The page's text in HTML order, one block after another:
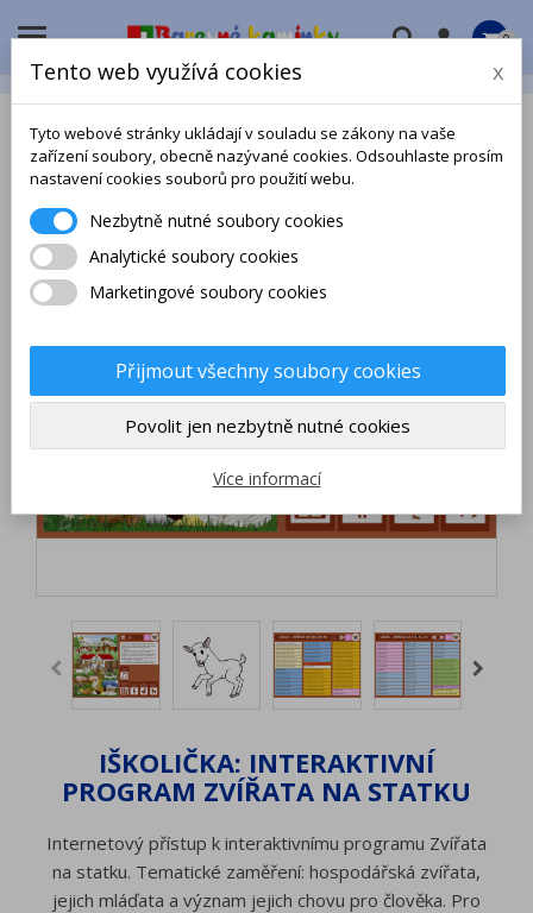
 0
IŠKOLIČKA: INTERAKTIVNÍ
PROGRAM ZVÍŘATA NA STATKU
Internetový přístup k interaktivnímu programu Zvířata
na statku. Tematické zaměření: hospodářská zvířata,
jejich mláďata a význam jejich chovu pro člověka. Pro
Tento web využívá cookies x
Tyto webové stránky ukládají v souladu se zákony na vaše
zařízení soubory, obecně nazývané cookies. Odsouhlaste prosím
nastavení cookies souborů pro použití webu.
Nezbytně nutné soubory cookies
Analytické soubory cookies
Marketingové soubory cookies
Přijmout všechny soubory cookies
Povolit jen nezbytně nutné cookies
Více informací